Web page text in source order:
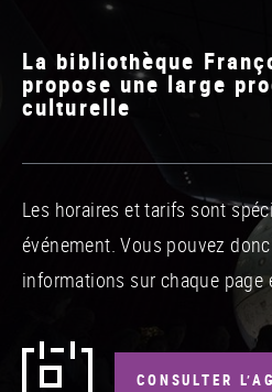
La bibliothèque
propose une large
culturelle
Les horaires et tarifs sont
événement. Vous pouvez
informations sur chaque page
CONSULTER